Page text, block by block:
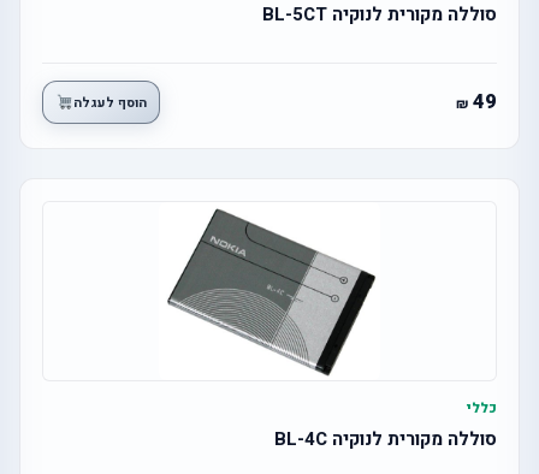
סוללה מקורית לנוקיה BL-5CT
49 הוסף לעגלה
כללי
סוללה מקורית לנוקיה BL-4C